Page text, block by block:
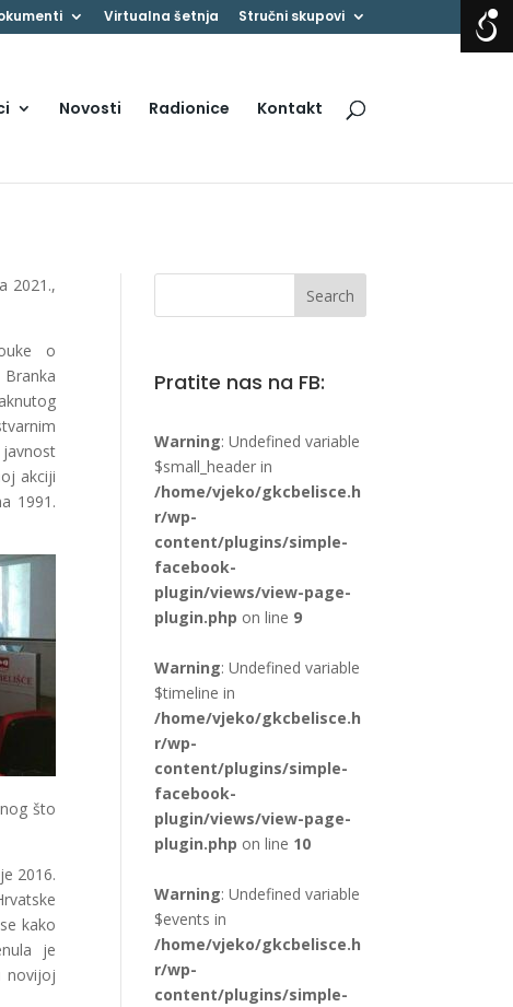
Virtualna šetnja Stručni skupovi
Novosti Radionice Kontakt
2021.,
o
akciji
1991.
što
2016.
kako
je
novijoj
Pratite nas na FB:
Warning: Undefined variable
$small_header in
/home/vjeko/gkcbelisce.h
r/wp-
content/plugins/simple-
facebook-
plugin/views/view-page-
plugin.php on line 9
Warning: Undefined variable
$timeline in
/home/vjeko/gkcbelisce.h
r/wp-
content/plugins/simple-
facebook-
plugin/views/view-page-
plugin.php on line 10
Warning: Undefined variable
$events in
/home/vjeko/gkcbelisce.h
r/wp-
content/plugins/simple-